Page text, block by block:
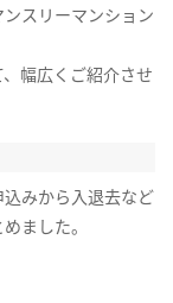
スリーマンション
幅広くご紹介させ
みから入退去など
ました。